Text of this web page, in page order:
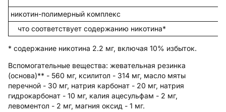
никотин-полимерный комплекс
что соответствует содержанию никотина*
* содержание никотина 2.2 мг, включая 10% избыток.
Вспомогательные вещества: жевательная резинка
(основа)** - 560 мг, ксилитол - 314 мг, масло мяты
перечной - 30 мг, натрия карбонат - 20 мг, натрия
гидрокарбонат - 10 мг, калия ацесульфам - 2 мг,
левоментол - 2 мг, магния оксид - 1 мг.